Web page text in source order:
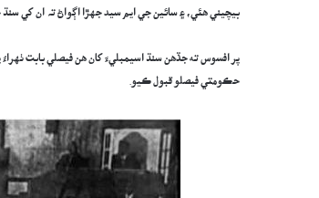
بيچيني هئي، ۽ سائين جي ايم سيد جهڙا اڳواڻ تہ ان کي
پر افسوس ته جڏهن سنڌ اسيمبليءَ کان هن فيصلي بابت
حڪومتي فيصلو قبول ڪيو.